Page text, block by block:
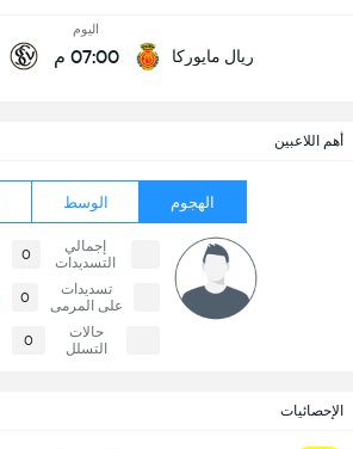
ريال مايوركا
اليوم
07:00 م
أهم اللاعبين
الهجوم الوسط
إجمالي
التسديدات
0
تسديدات
على المرمى
0
حالات
التسلل
0
الإحصائيات